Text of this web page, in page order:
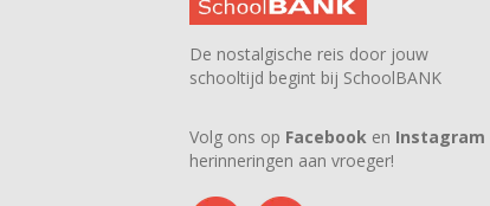
De nostalgische reis door jouw
schooltijd begint bij SchoolBANK
Volg ons op Facebook en Instagram
herinneringen aan vroeger!